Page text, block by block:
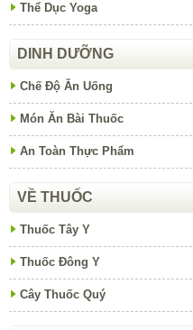
Thể Dục Yoga
DINH DƯỠNG
Chế Độ Ăn Uống
Món Ăn Bài Thuốc
An Toàn Thực Phẩm
VỀ THUỐC
Thuốc Tây Y
Thuốc Đông Y
Cây Thuốc Quý